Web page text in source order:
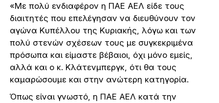
«Με πολύ ενδιαφέρον η ΠΑΕ ΑΕΛ είδε τους
διαιτητές που επελέγησαν να διευθύνουν τον
αγώνα Κυπέλλου της Κυριακής, λόγω και των
πολύ στενών σχέσεων τους με συγκεκριμένα
πρόσωπα και είμαστε βέβαιοι, όχι μόνο εμείς,
αλλά και ο κ. Κλάτενμπεργκ, ότι θα τους
καμαρώσουμε και στην ανώτερη κατηγορία.
Όπως είναι γνωστό, η ΠΑΕ ΑΕΛ κατά την